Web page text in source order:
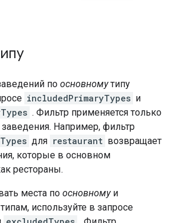
по основномутипу
includedPrimaryTypes и
. Фильтр применяется только
Например, фильтр
для restaurant возвращает
которые в основном
рестораны.
места по основномуи
используйте в запросе